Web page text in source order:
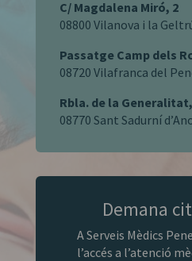
C/ Magdalena Miró, 2
08800 Vilanova i la
Passatge Camp dels
08720 Vilafranca del
Rbla. de la
08770 Sant Sadurní
Demana
A Serveis Mèdics
l’accés a l’atenció